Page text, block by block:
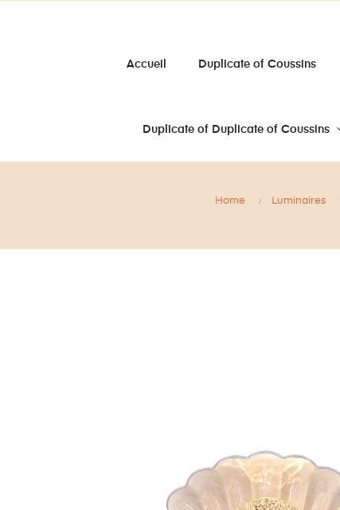
Accueil Duplicate of Coussins
Duplicate of Duplicate of Coussins
Home Luminaires